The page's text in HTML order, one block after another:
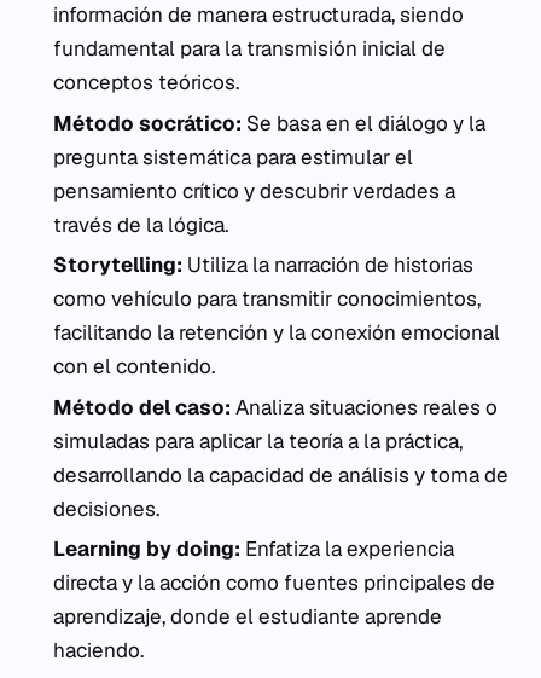
información de manera estructurada, siendo
fundamental para la transmisión inicial de
conceptos teóricos.
Método socrático: Se basa en el diálogo y la
pregunta sistemática para estimular el
pensamiento crítico y descubrir verdades a
través de la lógica.
Storytelling: Utiliza la narración de historias
como vehículo para transmitir conocimientos,
facilitando la retención y la conexión emocional
con el contenido.
Método del caso: Analiza situaciones reales o
simuladas para aplicar la teoría a la práctica,
desarrollando la capacidad de análisis y toma de
decisiones.
Learning by doing: Enfatiza la experiencia
directa y la acción como fuentes principales de
aprendizaje, donde el estudiante aprende
haciendo.